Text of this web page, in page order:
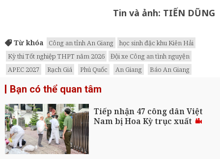
Tin và ảnh: TIẾN DŨNG
Từ khóa Công an tỉnh An Giang
học sinh đặc khu Kiên Hải
Kỳ thi Tốt nghiệp THPT năm 2026
Đội xe Công an tình nguyện
APEC 2027
Rạch Giá Phú Quốc An Giang Báo An Giang
Bạn có thể quan tâm
Tiếp nhận 47 công dân Việt
Nam bị Hoa Kỳ trục xuất